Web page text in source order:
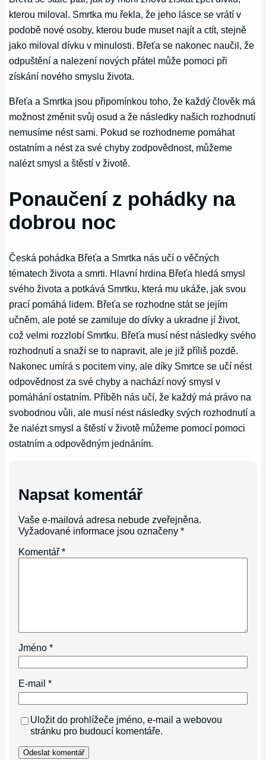
kterou miloval. Smrtka mu řekla, že jeho lásce se vrátí v
podobě nové osoby, kterou bude muset najít a ctít, stejně
jako miloval dívku v minulosti. Břeťa se nakonec naučil, že
odpuštění a nalezení nových přátel může pomoci při
získání nového smyslu života.
Břeťa a Smrtka jsou připomínkou toho, že každý člověk má
možnost změnit svůj osud a že následky našich rozhodnutí
nemusíme nést sami. Pokud se rozhodneme pomáhat
ostatním a nést za své chyby zodpovědnost, můžeme
nalézt smysl a štěstí v životě.
Ponaučení z pohádky na
dobrou noc
Česká pohádka Břeťa a Smrtka nás učí o věčných
tématech života a smrti. Hlavní hrdina Břeťa hledá smysl
svého života a potkává Smrtku, která mu ukáže, jak svou
prací pomáhá lidem. Břeťa se rozhodne stát se jejím
učněm, ale poté se zamiluje do dívky a ukradne jí život,
což velmi rozzlobí Smrtku. Břeťa musí nést následky svého
rozhodnutí a snaží se to napravit, ale je již příliš pozdě.
Nakonec umírá s pocitem viny, ale díky Smrtce se učí nést
odpovědnost za své chyby a nachází nový smysl v
pomáhání ostatním. Příběh nás učí, že každý má právo na
svobodnou vůli, ale musí nést následky svých rozhodnutí a
že nalézt smysl a štěstí v životě můžeme pomocí pomoci
ostatním a odpovědným jednáním.
Napsat komentář
Vaše e-mailová adresa nebude zveřejněna.
Vyžadované informace jsou označeny*
Komentář*
Jméno*
E-mail*
Uložit do prohlížeče jméno, e-mail a webovou
stránku pro budoucí komentáře.